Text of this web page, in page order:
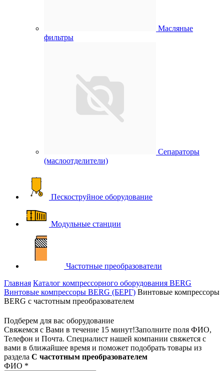
Масляные
фильтры
Сепараторы
(маслоотделители)
Пескоструйное оборудование
Модульные станции
Частотные преобразователи
Главная Каталог компрессорного оборудования BERG
Винтовые компрессоры BERG (БЕРГ) Винтовые компрессоры
BERG с частотным преобразователем
Подберем для вас оборудование
Свяжемся с Вами в течение 15 минут!Заполните поля ФИО,
Телефон и Почта. Специалист нашей компании свяжется с
вами в ближайшее время и поможет подобрать товары из
раздела С частотным преобразователем
ФИО *